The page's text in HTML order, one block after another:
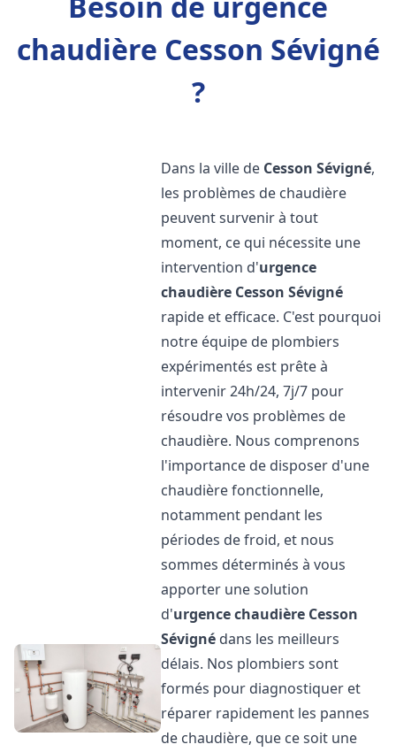
chaudière Cesson Sévigné
?
Dans la ville de Cesson Sévigné,
les problèmes de chaudière
peuvent survenir à tout
moment, ce qui nécessite une
intervention d'urgence
chaudière Cesson Sévigné
rapide et efficace. C'est pourquoi
notre équipe de plombiers
expérimentés est prête à
intervenir 24h/24, 7j/7 pour
résoudre vos problèmes de
chaudière. Nous comprenons
l'importance de disposer d'une
chaudière fonctionnelle,
notamment pendant les
périodes de froid, et nous
sommes déterminés à vous
apporter une solution
d'urgence chaudière Cesson
Sévigné dans les meilleurs
délais. Nos plombiers sont
formés pour diagnostiquer et
réparer rapidement les pannes
de chaudière, que ce soit une